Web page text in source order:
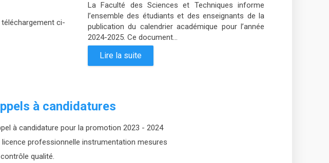
ci-
La Faculté des Sciences et Techniques informe
l’ensemble des étudiants et des enseignants de la
publication du calendrier académique pour l’année
2024-2025. Ce document...
Lire la suite
à candidatures
à candidature pour la promotion 2023 - 2024
licence professionnelle instrumentation mesures
qualité.